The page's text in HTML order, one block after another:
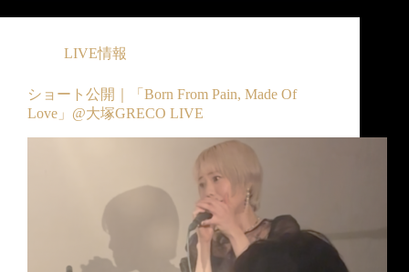
LIVE情報
ショート公開｜「Born From Pain, Made Of
Love」@大塚GRECO LIVE